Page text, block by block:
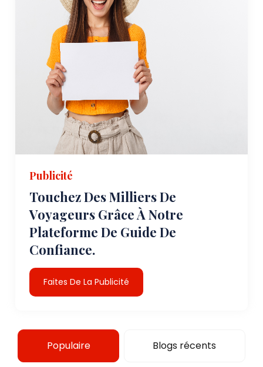
Publicité
Touchez Des Milliers De
Voyageurs Grâce À Notre
Plateforme De Guide De
Confiance.
Faites De La Publicité
Populaire Blogs récents